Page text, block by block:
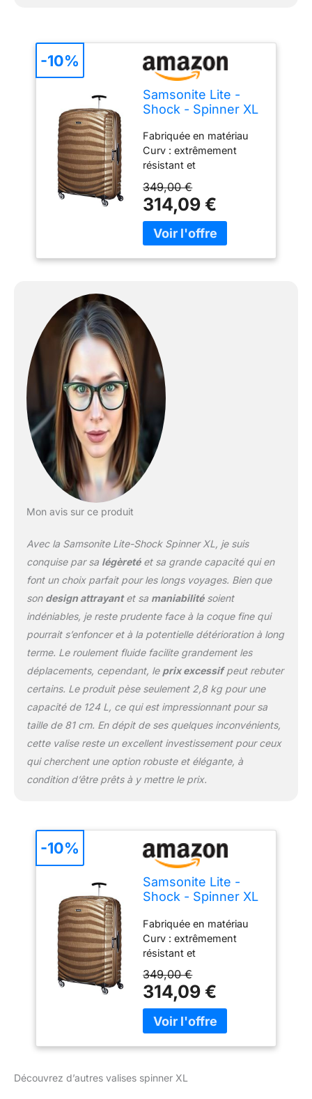
Samsonite Lite -
Shock - Spinner XL
L, Marron (Sable)
Fabriquée en matériau
Curv : extrêmement
résistant et
Garantie 10 ans
internationale Design
unique assurant
l'absorption des chocs
349,00 €
314,09 €
-10%
Mon avis sur ce produit
Avec la Samsonite Lite-Shock Spinner XL, je suis
conquise par sa légèretéet sa grande capacité qui en
font un choix parfait pour les longs voyages. Bien que
son design attrayantet sa maniabilitésoient
indéniables, je reste prudente face à la coque fine qui
pourrait s’enfoncer et à la potentielle détérioration à long
terme. Le roulement fluide facilite grandement les
déplacements, cependant, le prix excessifpeut rebuter
certains. Le produit pèse seulement 2,8 kg pour une
capacité de 124 L, ce qui est impressionnant pour sa
taille de 81 cm. En dépit de ses quelques inconvénients,
cette valise reste un excellent investissement pour ceux
qui cherchent une option robuste et élégante, à
condition d’être prêts à y mettre le prix.
Samsonite Lite -
Shock - Spinner XL
L, Marron (Sable)
Fabriquée en matériau
Curv : extrêmement
résistant et
incroyablement léger
Garantie 10 ans
internationale Design
unique assurant
l'absorption des chocs
Made in Europe
349,00 €
314,09 €
-10%
Découvrez d’autres valises spinner XL